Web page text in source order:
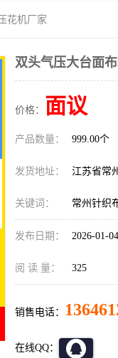
花机厂家
双头气压大台面
价格： 面议
产品数量： 999.00个
发货地址： 江苏省常
关键词： 常州针织
发布日期： 2026-01-04
阅 读 量： 325
销售电话：
在线QQ：